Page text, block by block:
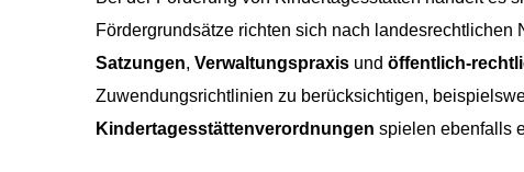
Fördergrundsätze richten sich nach
Satzungen, Verwaltungspraxis und öffentlich-
Zuwendungsrichtlinien zu berücksichtigen,
Kindertagesstättenverordnungen spielen ebenfalls